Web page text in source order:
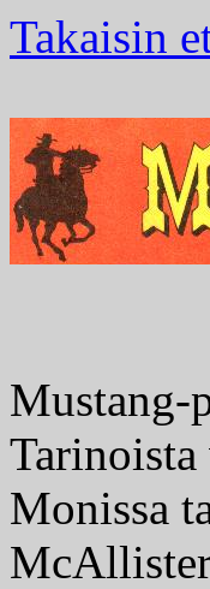
Takaisin
Mustang-
Monissa